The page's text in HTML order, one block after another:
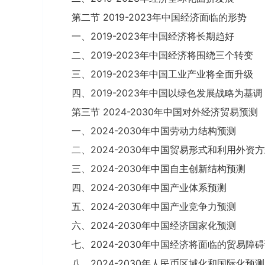
第二节 2019-2023年中国经济面临的形势
一、2019-2023年中国经济将长期趋好
二、2019-2023年中国经济将围绕三个转变
三、2019-2023年中国工业产业将全面升级
四、2019-2023年中国以绿色发展战略为基调
第三节 2024-2030年中国对外经济贸易预测
一、2024-2030年中国劳动力结构预测
二、2024-2030年中国贸易形式和利用外资方
三、2024-2030年中国自主创新结构预测
四、2024-2030年中国产业体系预测
五、2024-2030年中国产业竞争力预测
六、2024-2030年中国经济国家化预测
七、2024-2030年中国经济将面临的贸易障碍